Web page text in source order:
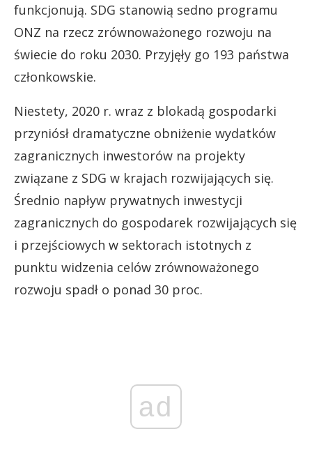
funkcjonują. SDG stanowią sedno programu
ONZ na rzecz zrównoważonego rozwoju na
świecie do roku 2030. Przyjęły go 193 państwa
członkowskie.
Niestety, 2020 r. wraz z blokadą gospodarki
przyniósł dramatyczne obniżenie wydatków
zagranicznych inwestorów na projekty
związane z SDG w krajach rozwijających się.
Średnio napływ prywatnych inwestycji
zagranicznych do gospodarek rozwijających się
i przejściowych w sektorach istotnych z
punktu widzenia celów zrównoważonego
rozwoju spadł o ponad 30 proc.
ad